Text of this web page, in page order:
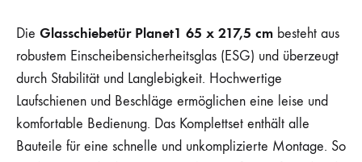
Die Glasschiebetür Planet1 65 x 217,5 cm besteht aus
robustem Einscheibensicherheitsglas (ESG) und überzeugt
durch Stabilität und Langlebigkeit. Hochwertige
Laufschienen und Beschläge ermöglichen eine leise und
komfortable Bedienung. Das Komplettset enthält alle
Bauteile für eine schnelle und unkomplizierte Montage. So